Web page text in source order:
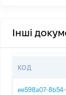
Інші
КОД
ee598a07-